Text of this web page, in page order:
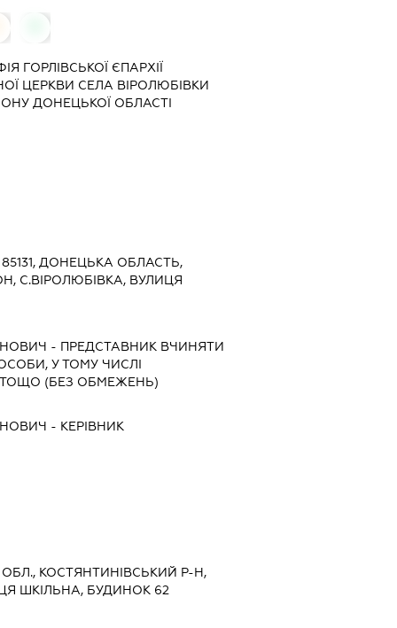
ГОРЛІВСЬКОЇ ЄПАРХІЇ
ЦЕРКВИ СЕЛА ВІРОЛЮБІВКИ
ДОНЕЦЬКОЇ ОБЛАСТІ
ДОНЕЦЬКА ОБЛАСТЬ,
С.ВІРОЛЮБІВКА, ВУЛИЦЯ
- ПРЕДСТАВНИК ВЧИНЯТИ
У ТОМУ ЧИСЛІ
(БЕЗ ОБМЕЖЕНЬ)
- КЕРІВНИК
ОБЛ., КОСТЯНТИНІВСЬКИЙ Р-Н,
ШКІЛЬНА, БУДИНОК 62